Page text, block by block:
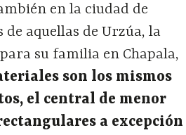
en la ciudad de
aquellas de Urzúa, la
su familia en Chapala,
son los mismos
el central de menor
a excepción